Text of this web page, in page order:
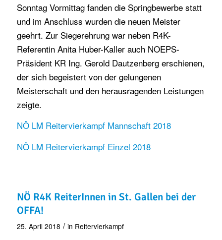
Sonntag Vormittag fanden die Springbewerbe statt
und im Anschluss wurden die neuen Meister
geehrt. Zur Siegerehrung war neben R4K-
Referentin Anita Huber-Kaller auch NOEPS-
Präsident KR Ing. Gerold Dautzenberg erschienen,
der sich begeistert von der gelungenen
Meisterschaft und den herausragenden Leistungen
zeigte.
NÖ LM Reitervierkampf Mannschaft 2018
NÖ LM Reitervierkampf Einzel 2018
NÖ R4K ReiterInnen in St. Gallen bei der
OFFA!
25. April 2018 / in Reitervierkampf